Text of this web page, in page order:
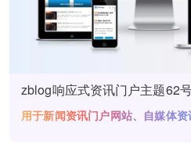
zblog响应式资讯门户主题62
用于新闻资讯门户网站、自媒体